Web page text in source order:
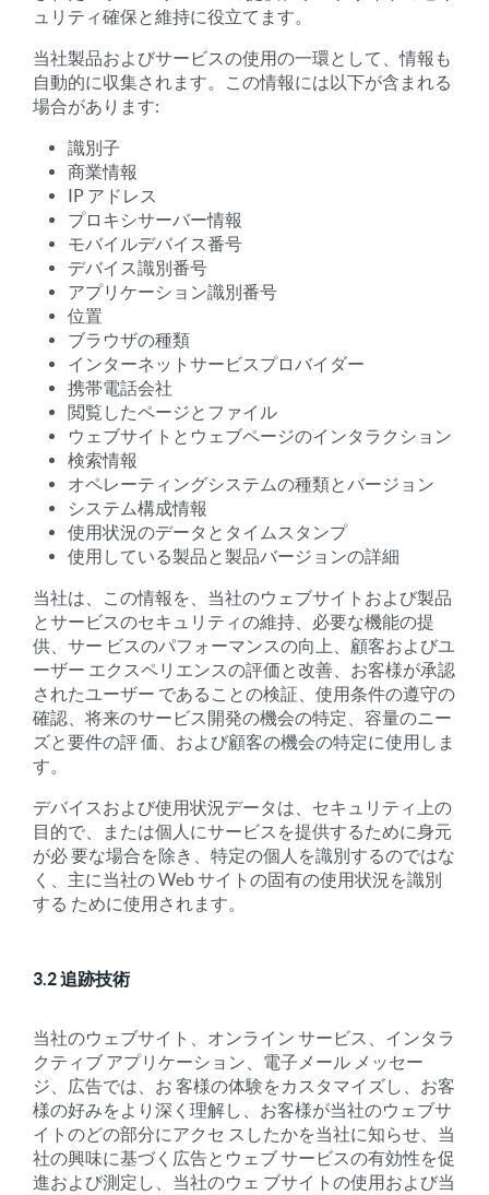
ュリティ確保と維持に役立てます。
当社製品およびサービスの使用の一環として、情報も
自動的に収集されます。この情報には以下が含まれる
場合があります:
識別子
商業情報
IP アドレス
プロキシサーバー情報
モバイルデバイス番号
デバイス識別番号
アプリケーション識別番号
位置
ブラウザの種類
インターネットサービスプロバイダー
携帯電話会社
閲覧したページとファイル
ウェブサイトとウェブページのインタラクション
検索情報
オペレーティングシステムの種類とバージョン
システム構成情報
使用状況のデータとタイムスタンプ
使用している製品と製品バージョンの詳細
当社は、この情報を、当社のウェブサイトおよび製品
とサービスのセキュリティの維持、必要な機能の提
供、サー ビスのパフォーマンスの向上、顧客およびユ
ーザー エクスペリエンスの評価と改善、お客様が承認
されたユーザー であることの検証、使用条件の遵守の
確認、将来のサービス開発の機会の特定、容量のニー
ズと要件の評 価、および顧客の機会の特定に使用しま
す。
デバイスおよび使用状況データは、セキュリティ上の
目的で、または個人にサービスを提供するために身元
が必 要な場合を除き、特定の個人を識別するのではな
く、主に当社の Web サイトの固有の使用状況を識別
する ために使用されます。
3.2 追跡技術
当社のウェブサイト、オンライン サービス、インタラ
クティブ アプリケーション、電子メール メッセー
ジ、広告では、お 客様の体験をカスタマイズし、お客
様の好みをより深く理解し、お客様が当社のウェブサ
イトのどの部分にアクセ スしたかを当社に知らせ、当
社の興味に基づく広告とウェブ サービスの有効性を促
進および測定し、当社のウェ ブサイトの使用および当